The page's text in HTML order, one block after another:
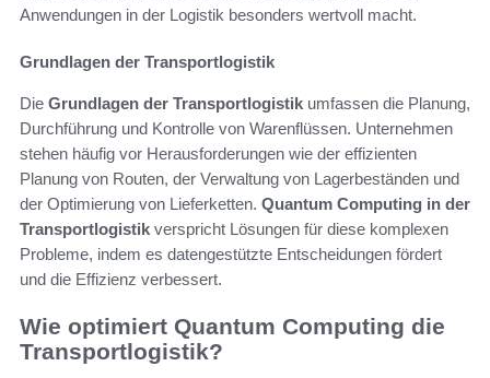
Anwendungen in der Logistik besonders wertvoll macht.
Grundlagen der Transportlogistik
Die Grundlagen der Transportlogistik umfassen die Planung,
Durchführung und Kontrolle von Warenflüssen. Unternehmen
stehen häufig vor Herausforderungen wie der effizienten
Planung von Routen, der Verwaltung von Lagerbeständen und
der Optimierung von Lieferketten. Quantum Computing in der
Transportlogistik verspricht Lösungen für diese komplexen
Probleme, indem es datengestützte Entscheidungen fördert
und die Effizienz verbessert.
Wie optimiert Quantum Computing die
Transportlogistik?